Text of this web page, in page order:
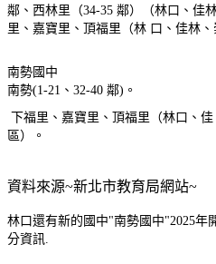
鄰、西林里（34-35 鄰）（林口、佳
里、嘉寶里、頂福里（林 口、佳林
南勢國中
南勢(1-21、32-40 鄰)。
下福里、嘉寶里、頂福里（林口、
區）。
資料來源~新北市教育局網站~
林口還有新的國中"南勢國中"2025年
分資訊.